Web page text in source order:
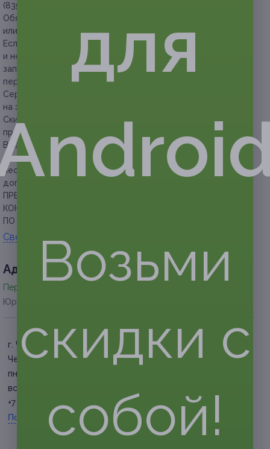
(835) 267-68-88 с указанием номера сертификата.
Обязательно предъявляйте сертификат в распечатанном
или электронном виде.
Если участник акции не явился в указанное время
и не сообщил об отмене визита за 12 часов до времени
записи, то администрация стоматологии вправе
перенести прием.
Сертификат на лечение кариеса не распространяется
на эстетическую реставрацию зубов.
Скидка не суммируется с другими действующими
предложениями стоматологии.
В случае, если на консультации врач диагностирует
осложнения кариеса (пульпит, периодонтит,
необходимость реставрации зубов), будет предложено
доплатить за лечение по прайсу клиники.
ПРЕДУПРЕЖДАЕМ О НЕОБХОДИМОСТИ ПОЛУЧЕНИЯ
КОНСУЛЬТАЦИИ У ВРАЧА-СПЕЦИАЛИСТА
ПО ОКАЗЫВАЕМЫМ УСЛУГАМ И ПРОТИВОПОКАЗАНИЯМ.
Свернуть
Адресa
Перейти на сайт партнера
Юридическая информация о партнёре
г. Чебоксары, ул.
Чернышевского, д. 20
пн. — пт. 8:00 — 20:00, сб. —
вс. 9:00 — 18:00
+7 (835) 267-68-88
Показать номер телефона
для
Возьми
скидки с
собой!